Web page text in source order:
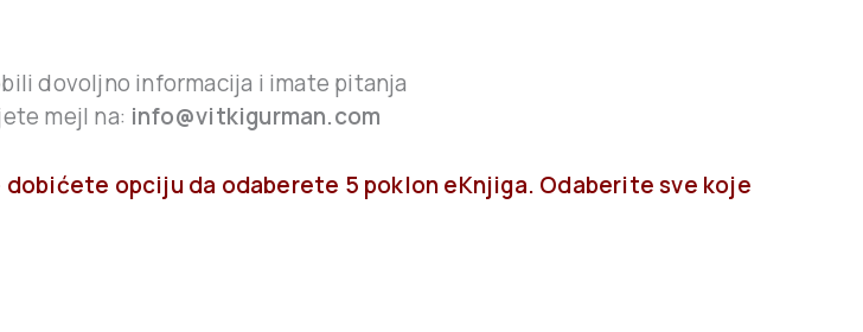
dovoljno informacija i imate pitanja
mejl na: info@vitkigurman.com
opciju da odaberete 5 poklon eKnjiga. Odaberite sve koje